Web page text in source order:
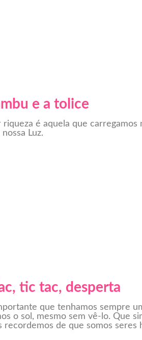
e a tolice
riqueza é aquela que
Luz.
tic tac, desperta
que tenhamos sempre
o sol, mesmo sem vê-lo. Que
recordemos de que somos seres